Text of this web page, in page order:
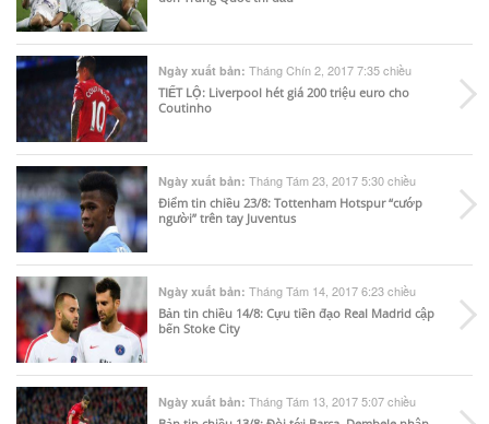
Ngày xuất bản: Tháng Chín 2, 2017 7:35 chiều
TIẾT LỘ: Liverpool hét giá 200 triệu euro cho
Coutinho
Ngày xuất bản: Tháng Tám 23, 2017 5:30 chiều
Điểm tin chiều 23/8: Tottenham Hotspur “cướp
người” trên tay Juventus
Ngày xuất bản: Tháng Tám 14, 2017 6:23 chiều
Bản tin chiều 14/8: Cựu tiền đạo Real Madrid cập
bến Stoke City
Ngày xuất bản: Tháng Tám 13, 2017 5:07 chiều